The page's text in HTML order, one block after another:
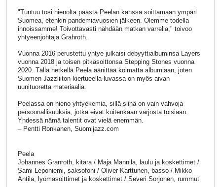
"Tuntuu tosi hienolta päästä Peelan kanssa soittamaan ympäri
Suomea, etenkin pandemiavuosien jälkeen. Olemme todella
innoissamme! Toivottavasti nähdään matkan varrella," toivoo
yhtyeenjohtaja Grahroth.
Vuonna 2016 perustettu yhtye julkaisi debyyttialbuminsa Layers
vuonna 2018 ja toisen pitkäsoittonsa Stepping Stones vuonna
2020. Tällä hetkellä Peela äänittää kolmatta albumiaan, joten
Suomen Jazzliiton kiertueella luvassa on myös aivan
uunituoretta materiaalia.
Peelassa on hieno yhtyekemia, sillä siinä on vain vahvoja
persoonallisuuksia, jotka eivät kuitenkaan varjosta toisiaan.
Yhdessä nämä talentit ovat vielä enemmän.
– Pentti Ronkanen, Suomijazz.com
Peela
Johannes Granroth, kitara / Maja Mannila, laulu ja koskettimet /
Sami Leponiemi, saksofoni / Oliver Karttunen, basso / Mikko
Antila, lyömäsoittimet ja koskettimet / Severi Sorjonen, rummut